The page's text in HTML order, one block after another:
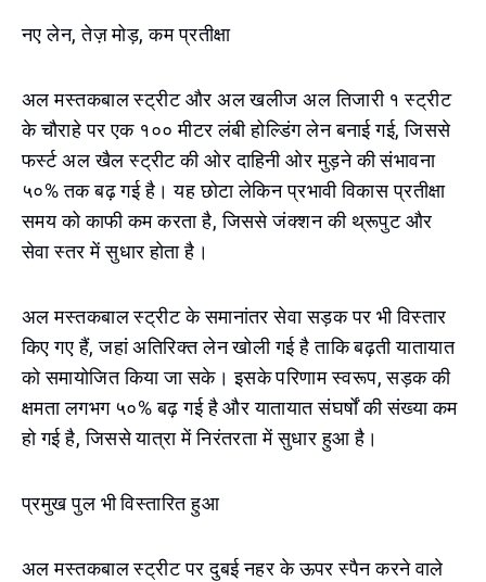
नए लेन, तेज़ मोड़, कम प्रतीक्षा
अल मस्तकबाल स्ट्रीट और अल खलीज अल तिजारी १ स्ट्रीट
के चौराहे पर एक १०० मीटर लंबी होल्डिंग लेन बनाई गई, जिससे
फर्स्ट अल खैल स्ट्रीट की ओर दाहिनी ओर मुड़ने की संभावना
५०% तक बढ़ गई है। यह छोटा लेकिन प्रभावी विकास प्रतीक्षा
समय को काफी कम करता है, जिससे जंक्शन की थ्रूपुट और
सेवा स्तर में सुधार होता है।
अल मस्तकबाल स्ट्रीट के समानांतर सेवा सड़क पर भी विस्तार
किए गए हैं, जहां अतिरिक्त लेन खोली गई है ताकि बढ़ती यातायात
को समायोजित किया जा सके। इसके परिणाम स्वरूप, सड़क की
क्षमता लगभग ५०% बढ़ गई है और यातायात संघर्षों की संख्या कम
हो गई है, जिससे यात्रा में निरंतरता में सुधार हुआ है।
प्रमुख पुल भी विस्तारित हुआ
अल मस्तकबाल स्ट्रीट पर दुबई नहर के ऊपर स्पैन करने वाले